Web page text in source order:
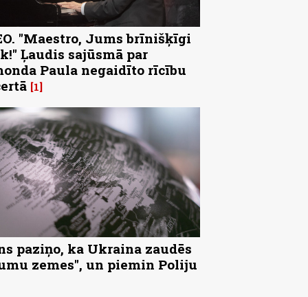
"Maestro, Jums brīnišķīgi
Ļaudis sajūsmā par
Paula negaidīto rīcību
1
paziņo, ka Ukraina zaudēs
zemes", un piemin Poliju